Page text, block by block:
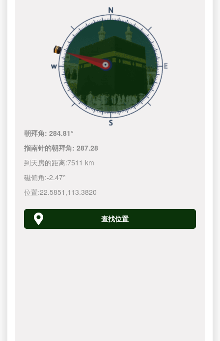
朝拜角:284.81°
指南针的朝拜角:287.28
到天房的距离:7511 km
磁偏角:-2.47°
位置:22.5851 ,113.3820
查找位置